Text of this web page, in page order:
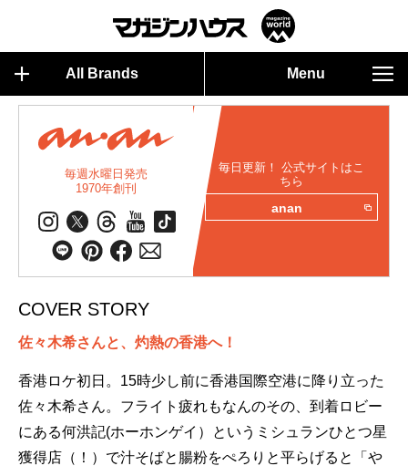
All Brands Menu
毎週水曜日発売
1970年創刊
毎日更新！ 公式サイトはこ
ちら
anan
COVER STORY
佐々木希さんと、灼熱の香港へ！
香港ロケ初日。15時少し前に香港国際空港に降り立った
佐々木希さん。フライト疲れもなんのその、到着ロビー
にある何洪記(ホーホンゲイ）というミシュランひとつ星
獲得店（！）で汁そばと腸粉をぺろりと平らげると「や